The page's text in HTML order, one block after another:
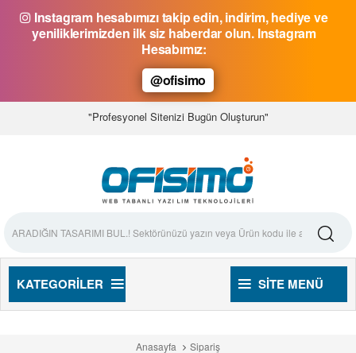
Instagram hesabımızı takip edin, indirim, hediye ve
yeniliklerimizden ilk siz haberdar olun. Instagram
Hesabımız:
@ofisimo
"Profesyonel Sitenizi Bugün Oluşturun"
KATEGORILER SITE MENÜ
Anasayfa Sipariş